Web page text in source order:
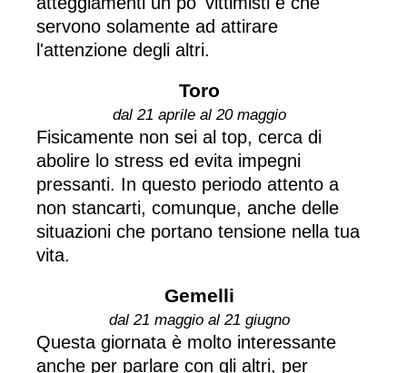
servono solamente ad attirare
l'attenzione degli altri.
Toro
dal 21 aprile al 20 maggio
Fisicamente non sei al top, cerca di
abolire lo stress ed evita impegni
pressanti. In questo periodo attento a
non stancarti, comunque, anche delle
situazioni che portano tensione nella tua
vita.
Gemelli
dal 21 maggio al 21 giugno
Questa giornata è molto interessante
anche per parlare con gli altri, per